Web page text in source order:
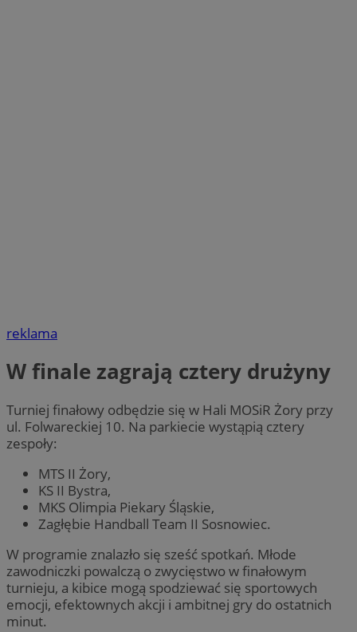
reklama
W finale zagrają cztery drużyny
Turniej finałowy odbędzie się w Hali MOSiR Żory przy
ul. Folwareckiej 10. Na parkiecie wystąpią cztery
zespoły:
MTS II Żory,
KS II Bystra,
MKS Olimpia Piekary Śląskie,
Zagłębie Handball Team II Sosnowiec.
W programie znalazło się sześć spotkań. Młode
zawodniczki powalczą o zwycięstwo w finałowym
turnieju, a kibice mogą spodziewać się sportowych
emocji, efektownych akcji i ambitnej gry do ostatnich
minut.